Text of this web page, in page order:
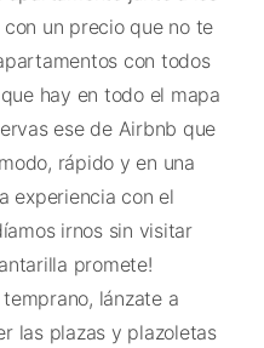
un precio que no te
con todos
hay en todo el mapa
ese de Airbnb que
rápido y en una
experiencia con el
irnos sin visitar
promete!
lánzate a
las plazas y plazoletas